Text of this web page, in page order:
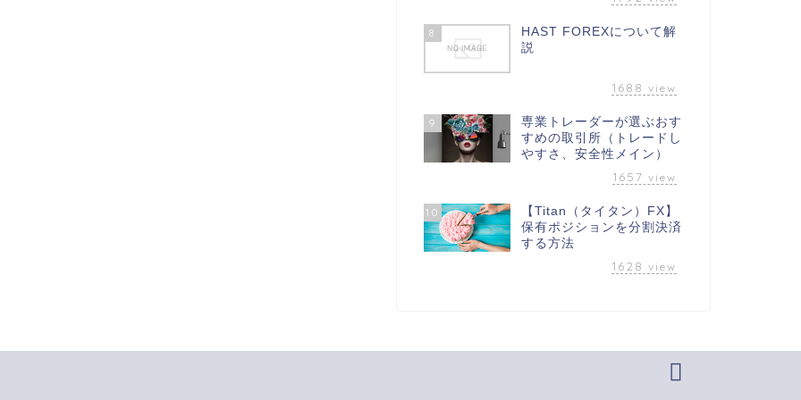
8
HAST FOREXについて解
説
1688 view
9
専業トレーダーが選ぶおす
すめの取引所（トレードし
やすさ、安全性メイン）
1657 view
10
【Titan（タイタン）FX】
保有ポジションを分割決済
する方法
1628 view